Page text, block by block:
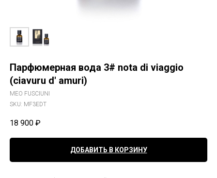
Парфюмерная вода 3# nota di viaggio
(ciavuru d' amuri)
MEO FUSCIUNI
SKU: MF3EDT
18 900 ₽
ДОБАВИТЬ В КОРЗИНУ